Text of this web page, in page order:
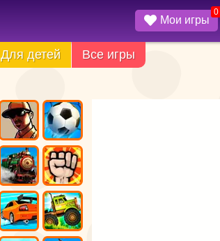
Мои игры
0
Для детей Все игры